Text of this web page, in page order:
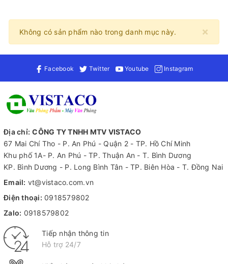
×
Không có sản phẩm nào trong danh mục này.
Facebook Twitter Youtube Instagram
Địa chỉ: CÔNG TY TNHH MTV VISTACO
67 Mai Chí Tho - P. An Phú - Quận 2 - TP. Hồ Chí Minh
Khu phố 1A- P. An Phú - TP. Thuận An - T. Bình Dương
KP. Bình Dương - P. Long Bình Tân - TP. Biên Hòa - T. Đồng Nai
Email: vt@vistaco.com.vn
Điện thoại: 0918579802
Zalo: 0918579802
Tiếp nhận thông tin
Hỗ trợ 24/7